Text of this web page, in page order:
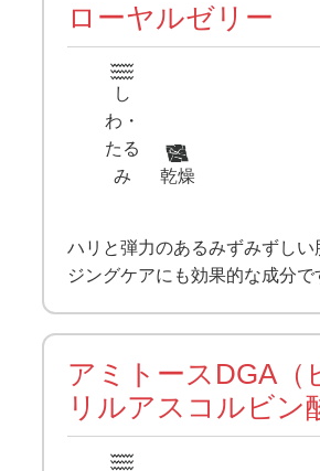
ローヤルゼリー
し
わ・
たる
み
乾燥
ハリと弾力のあるみずみずしい
ジングケアにも効果的な成分で
アミトースDGA（
リルアスコルビン